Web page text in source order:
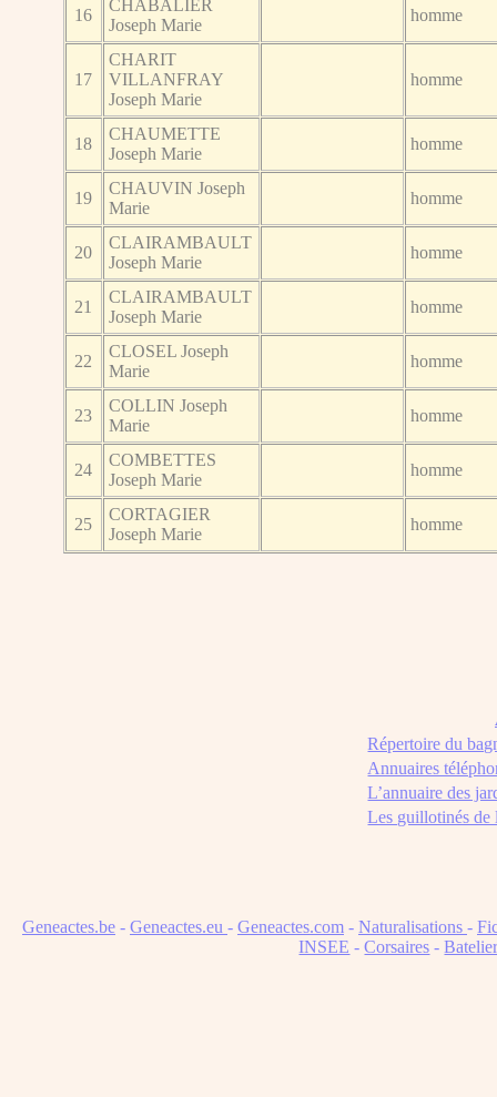
16
CHABALIER
Joseph Marie
homme
17
CHARIT
VILLANFRAY
Joseph Marie
homme
18
CHAUMETTE
Joseph Marie
homme
19
CHAUVIN Joseph
Marie
homme
20
CLAIRAMBAULT
Joseph Marie
homme
21
CLAIRAMBAULT
Joseph Marie
homme
22
CLOSEL Joseph
Marie
homme
23
COLLIN Joseph
Marie
homme
24
COMBETTES
Joseph Marie
homme
25
CORTAGIER
Joseph Marie
homme
Répertoire du
Annuaires
L’annuaire des
Les guillotinés de
Geneactes.be - Geneactes.eu - Geneactes.com - Naturalisations -
INSEE -Corsaires -